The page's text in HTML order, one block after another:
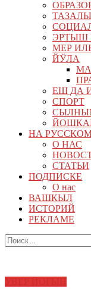
ЭРТЫШ
МЕР
ЙӰЛА
ЕШ ДА
СПОРТ
НА
О НАС
СТАТЬИ
ПОДПИСКЕ
О нас
ВАШКЫЛ
ИСТОРИЙ
РЕКЛАМЕ
Найти: